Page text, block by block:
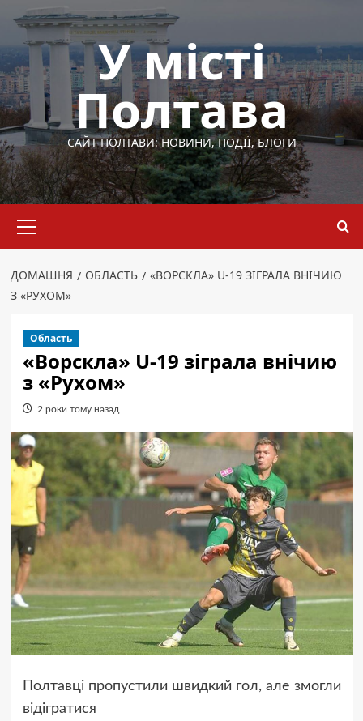
Перейти
вмісту
У місті
Полтава
САЙТ ПОЛТАВИ: НОВИНИ, ПОДІЇ, БЛОГИ
меню
ДОМАШНЯ ОБЛАСТЬ
«ВОРСКЛА» U-19 ЗІГРАЛА ВНІЧИЮ
З «РУХОМ»
Область
«Ворскла» U-19 зіграла внічию
з «Рухом»
2 роки тому назад
Полтавці пропустили швидкий гол, але змогли
відігратися